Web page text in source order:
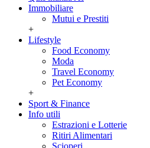
Immobiliare
Mutui e Prestiti
+
Lifestyle
Food Economy
Moda
Travel Economy
Pet Economy
+
Sport & Finance
Info utili
Estrazioni e Lotterie
Ritiri Alimentari
Scioperi